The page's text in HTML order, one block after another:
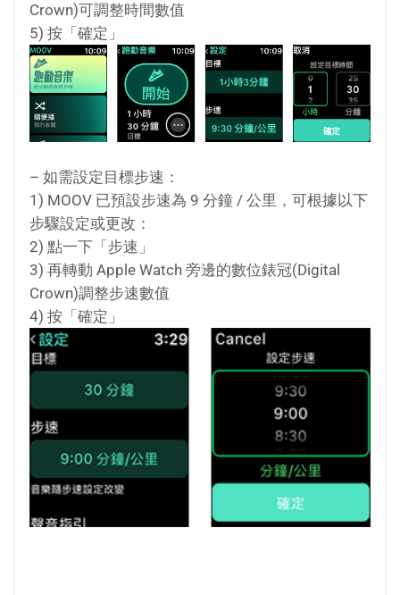
Crown)可調整時間數值
5) 按「確定」
– 如需設定目標步速：
1) MOOV 已預設步速為 9 分鐘 / 公里，可根據以下
步驟設定或更改：
2) 點一下「步速」
3) 再轉動 Apple Watch 旁邊的數位錶冠(Digital
Crown)調整步速數值
4) 按「確定」